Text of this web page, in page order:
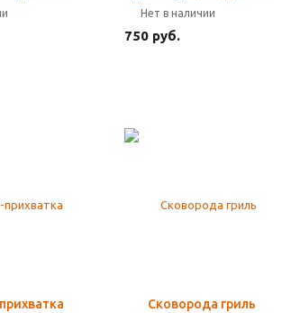
Нет в наличии
750 руб.
Сковорода гриль